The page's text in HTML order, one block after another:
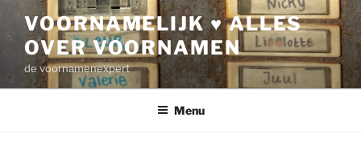
inhoud
VOORNAMELIJK ♥ ALLES
OVER VOORNAMEN
de voornamenexpert
Menu